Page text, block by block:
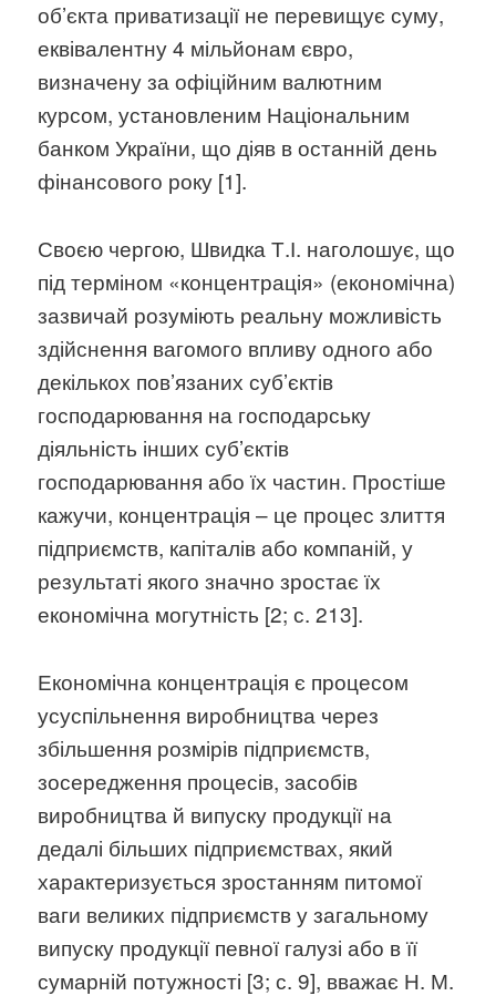
об’єкта приватизації не перевищує суму,
еквівалентну 4 мільйонам євро,
визначену за офіційним валютним
курсом, установленим Національним
банком України, що діяв в останній день
фінансового року [1].
Своєю чергою, Швидка Т.І. наголошує, що
під терміном «концентрація» (економічна)
зазвичай розуміють реальну можливість
здійснення вагомого впливу одного або
декількох пов’язаних суб’єктів
господарювання на господарську
діяльність інших суб’єктів
господарювання або їх частин. Простіше
кажучи, концентрація – це процес злиття
підприємств, капіталів або компаній, у
результаті якого значно зростає їх
економічна могутність [2; с. 213].
Економічна концентрація є процесом
усуспільнення виробництва через
збільшення розмірів підприємств,
зосередження процесів, засобів
виробництва й випуску продукції на
дедалі більших підприємствах, який
характеризується зростанням питомої
ваги великих підприємств у загальному
випуску продукції певної галузі або в її
сумарній потужності [3; с. 9], вважає Н. М.